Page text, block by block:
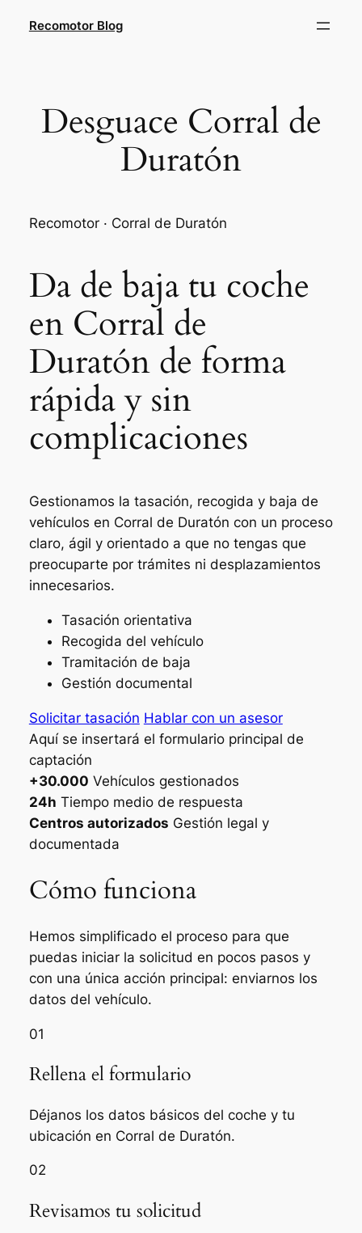
Recomotor Blog
Desguace Corral de
Duratón
Recomotor · Corral de Duratón
Da de baja tu coche
en Corral de
Duratón de forma
rápida y sin
complicaciones
Gestionamos la tasación, recogida y baja de
vehículos en Corral de Duratón con un proceso
claro, ágil y orientado a que no tengas que
preocuparte por trámites ni desplazamientos
innecesarios.
Tasación orientativa
Recogida del vehículo
Tramitación de baja
Gestión documental
Solicitar tasación Hablar con un asesor
Aquí se insertará el formulario principal de
captación
+30.000 Vehículos gestionados
24h Tiempo medio de respuesta
Centros autorizados Gestión legal y
documentada
Cómo funciona
Hemos simplificado el proceso para que
puedas iniciar la solicitud en pocos pasos y
con una única acción principal: enviarnos los
datos del vehículo.
01
Rellena el formulario
Déjanos los datos básicos del coche y tu
ubicación en Corral de Duratón.
02
Revisamos tu solicitud